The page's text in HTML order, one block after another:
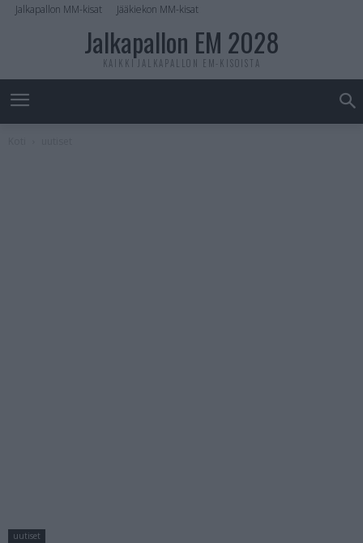
Jalkapallon MM-kisat Jääkiekon MM-kisat
Jalkapallon EM 2028
KAIKKI JALKAPALLON EM-KISOISTA
uutiset